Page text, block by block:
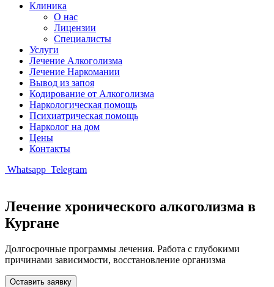
Клиника
О нас
Лицензии
Специалисты
Услуги
Лечение Алкоголизма
Лечение Наркомании
Вывод из запоя
Кодирование от Алкоголизма
Наркологическая помощь
Психиатрическая помощь
Нарколог на дом
Цены
Контакты
Whatsapp Telegram
Лечение хронического алкоголизма в
Кургане
Долгосрочные программы лечения. Работа с глубокими
причинами зависимости, восстановление организма
Оставить заявку